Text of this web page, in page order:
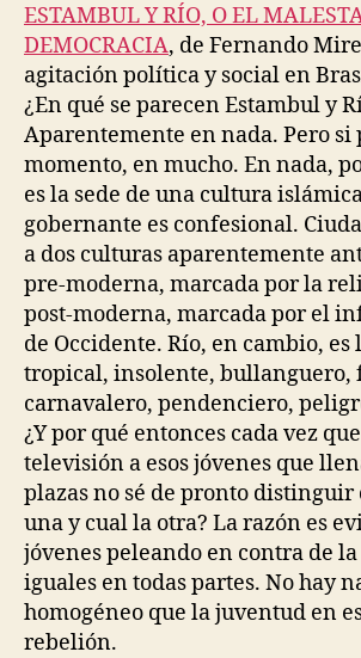
ESTAMBUL Y RÍO, O EL
DEMOCRACIA, de Fernando
agitación política y social en
¿En qué se parecen Estambul y
Aparentemente en nada. Pero si
momento, en mucho. En nada,
es la sede de una cultura
gobernante es confesional.
a dos culturas aparentemente
pre-moderna, marcada por la
post-moderna, marcada por el
de Occidente. Río, en cambio,
tropical, insolente, bullanguero,
carnavalero, pendenciero,
¿Y por qué entonces cada vez
televisión a esos jóvenes que
plazas no sé de pronto distinguir
una y cual la otra? La razón es
jóvenes peleando en contra de
iguales en todas partes. No hay
homogéneo que la juventud en
rebelión.